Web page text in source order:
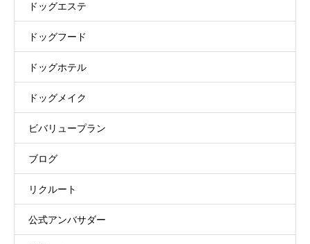
ドッグエステ
ドッグフード
ドッグホテル
ドッグメイク
ビバリュープラン
ブログ
リクルート
公式アンバサダー